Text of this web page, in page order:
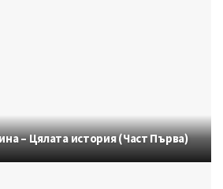
– Цялата история (Част Първа)